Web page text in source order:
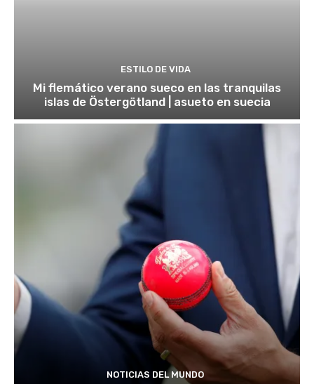
ESTILO DE VIDA
Mi flemático verano sueco en las tranquilas
islas de Östergötland | asueto en suecia
NOTICIAS DEL MUNDO